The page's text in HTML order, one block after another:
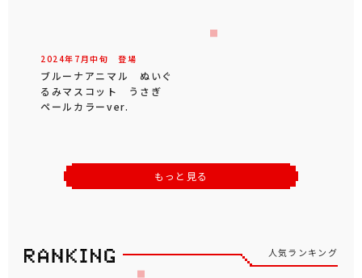
2024年 7 月中旬 登場
ブルーナアニマル ぬいぐ
るみマスコット うさぎ
ペールカラーver.
もっと見る
人気ランキング